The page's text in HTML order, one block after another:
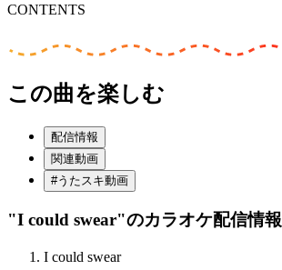
CONTENTS
この曲を楽しむ
配信情報
関連動画
#うたスキ動画
"I could swear"のカラオケ配信情報
I could swear